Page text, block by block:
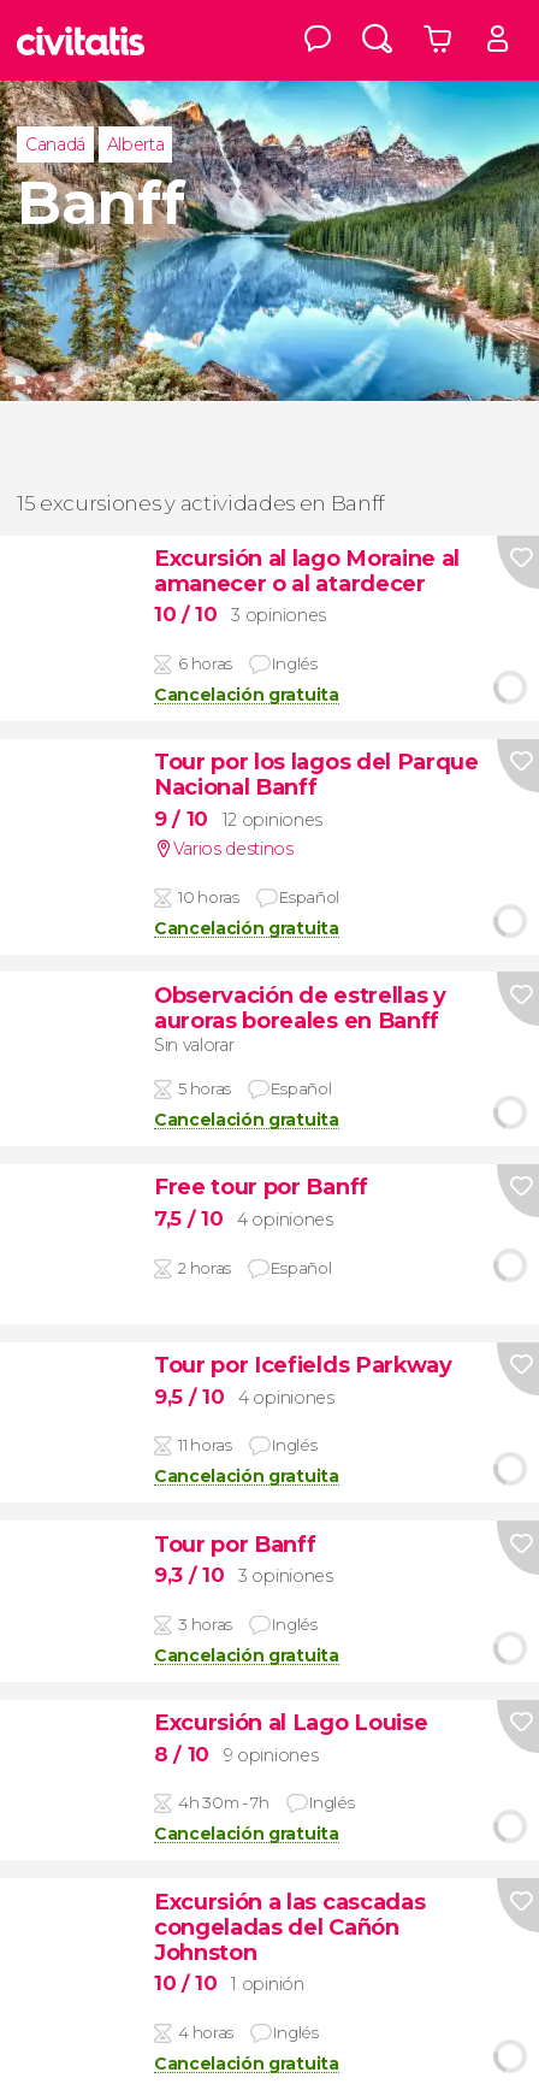
Canadá Alberta
Banff
15 excursiones y actividades en Banff
Excursión al lago Moraine al
amanecer o al atardecer
10 / 10 3 opiniones
6 horas Inglés
Cancelación gratuita
Tour por los lagos del Parque
Nacional Banff
9/ 10
12 opiniones
Varios destinos
10 horas Español
Cancelación gratuita
Observación de estrellas y
auroras boreales en Banff
Sin valorar
5 horas Español
Cancelación gratuita
Free tour por Banff
7,5 / 10 4 opiniones
2 horas Español
Tour por Icefields Parkway
9,5 / 10 4 opiniones
11 horas Inglés
Cancelación gratuita
Tour por Banff
9,3 / 10 3 opiniones
3 horas Inglés
Cancelación gratuita
Excursión al Lago Louise
8/ 10 9 opiniones
4h 30m - 7h Inglés
Cancelación gratuita
Excursión a las cascadas
congeladas del Cañón
Johnston
10 / 10 1 opinión
4 horas Inglés
Cancelación gratuita